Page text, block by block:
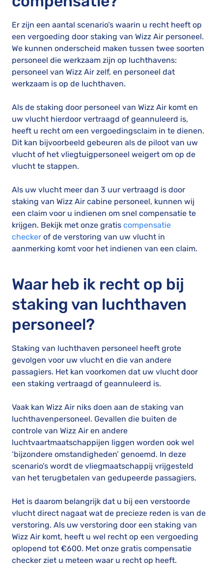
Er zijn een aantal scenario’s waarin u recht heeft op
een vergoeding door staking van Wizz Air personeel.
We kunnen onderscheid maken tussen twee soorten
personeel die werkzaam zijn op luchthavens:
personeel van Wizz Air zelf, en personeel dat
werkzaam is op de luchthaven.
Als de staking door personeel van Wizz Air komt en
uw vlucht hierdoor vertraagd of geannuleerd is,
heeft u recht om een vergoedingsclaim in te dienen.
Dit kan bijvoorbeeld gebeuren als de piloot van uw
vlucht of het vliegtuigpersoneel weigert om op de
vlucht te stappen.
Als uw vlucht meer dan 3 uur vertraagd is door
staking van Wizz Air cabine personeel, kunnen wij
een claim voor u indienen om snel compensatie te
krijgen. Bekijk met onze gratis compensatie
checker of de verstoring van uw vlucht in
aanmerking komt voor het indienen van een claim.
Waar heb ik recht op bij
staking van luchthaven
personeel?
Staking van luchthaven personeel heeft grote
gevolgen voor uw vlucht en die van andere
passagiers. Het kan voorkomen dat uw vlucht door
een staking vertraagd of geannuleerd is.
Vaak kan Wizz Air niks doen aan de staking van
luchthavenpersoneel. Gevallen die buiten de
controle van Wizz Air en andere
luchtvaartmaatschappijen liggen worden ook wel
‘bijzondere omstandigheden’ genoemd. In deze
scenario’s wordt de vliegmaatschappij vrijgesteld
van het terugbetalen van gedupeerde passagiers.
Het is daarom belangrijk dat u bij een verstoorde
vlucht direct nagaat wat de precieze reden is van de
verstoring. Als uw verstoring door een staking van
Wizz Air komt, heeft u wel recht op een vergoeding
oplopend tot €600. Met onze gratis compensatie
checker ziet u meteen waar u recht op heeft.